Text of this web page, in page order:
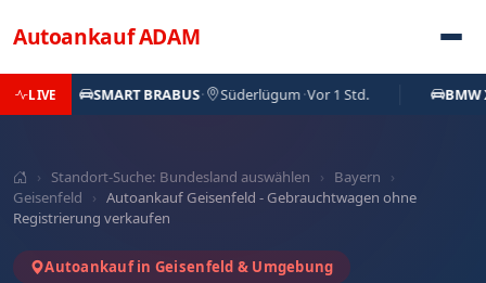
AutoankaufADAM
LIVESMART BRABUS· Süderlügum·Vor 1 Std. BMW X3·
› Standort-Suche: Bundesland auswählen › Bayern
›
Geisenfeld
› Autoankauf Geisenfeld - Gebrauchtwagen ohne
Registrierung verkaufen
Autoankauf in Geisenfeld & Umgebung